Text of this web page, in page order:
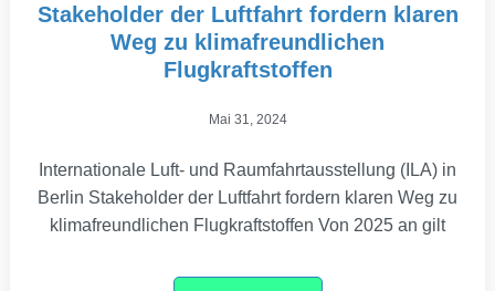
Stakeholder der Luftfahrt fordern klaren
Weg zu klimafreundlichen
Flugkraftstoffen
Mai 31, 2024
Internationale Luft- und Raumfahrtausstellung (ILA) in
Berlin Stakeholder der Luftfahrt fordern klaren Weg zu
klimafreundlichen Flugkraftstoffen Von 2025 an gilt